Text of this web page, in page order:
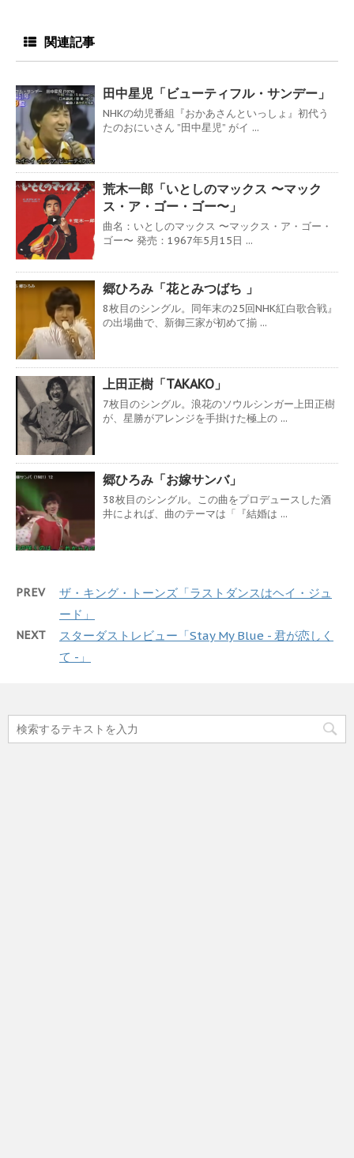
関連記事
田中星児「ビューティフル・サンデー」
NHKの幼児番組『おかあさんといっしょ』初代う
たのおにいさん ”田中星児” がイ ...
荒木一郎「いとしのマックス 〜マック
ス・ア・ゴー・ゴー〜」
曲名：いとしのマックス 〜マックス・ア・ゴー・
ゴー〜 発売：1967年5月15日 ...
郷ひろみ「花とみつばち 」
8枚目のシングル。同年末の25回NHK紅白歌合戦』
の出場曲で、新御三家が初めて揃 ...
上田正樹「TAKAKO」
7枚目のシングル。浪花のソウルシンガー上田正樹
が、星勝がアレンジを手掛けた極上の ...
郷ひろみ「お嫁サンバ」
38枚目のシングル。この曲をプロデュースした酒
井によれば、曲のテーマは「『結婚は ...
PREV
ザ・キング・トーンズ「ラストダンスはヘイ・ジュ
ード」
NEXT
スターダストレビュー「Stay My Blue - 君が恋しく
て -」